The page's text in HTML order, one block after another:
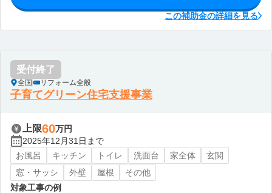
この補助金の詳細を見る
受付終了
全国 リフォーム全般
子育てグリーン住宅支援事業
上限60万円
2025年12月31日まで
お風呂
キッチン トイレ 洗面台 家全体
玄関
窓・サッシ
外壁 屋根
その他
対象工事の例